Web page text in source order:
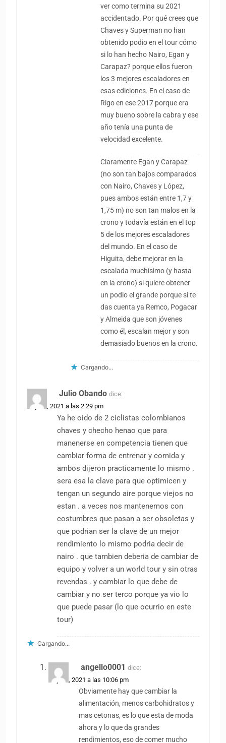
ver como termina su 2021
accidentado. Por qué crees que
Chaves y Superman no han
obtenido podio en el tour cómo
si lo han hecho Nairo, Egan y
Carapaz? porque ellos fueron
los 3 mejores escaladores en
esas ediciones. En el caso de
Rigo en ese 2017 porque era
muy bueno sobre la cabra y ese
año tenía una punta de
velocidad excelente.
Claramente Egan y Carapaz
(no son tan bajos comparados
con Nairo, Chaves y López,
pues ambos están entre 1,7 y
1,75 m) no son tan malos en la
crono y todavía están en el top
5 de los mejores escaladores
del mundo. En el caso de
Higuita, debe mejorar en la
escalada muchísimo (y hasta
en la crono) si quiere obtener
un podio el grande porque si te
das cuenta ya Remco, Pogacar
y Almeida que son jóvenes
como él, escalan mejor y son
demasiado buenos en la crono.
Cargando...
Julio Obando dice:
22 julio, 2021 a las 2:29 pm
Ya he oido de 2 ciclistas colombianos
chaves y checho henao que para
manenerse en competencia tienen que
cambiar forma de entrenar y comida y
ambos dijeron practicamente lo mismo .
sera esa la clave para que optimicen y
tengan un segundo aire porque viejos no
estan . a veces nos mantenemos con
costumbres que pasan a ser obsoletas y
que podrian ser la clave de un mejor
rendimiento lo mismo podria decir de
nairo . que tambien deberia de cambiar de
equipo y volver a un world tour y sin otras
revendas . y cambiar lo que debe de
cambiar y no ser terco porque ya vio lo
que puede pasar (lo que ocurrio en este
tour)
Cargando...
angello0001 dice:
22 julio, 2021 a las 10:06 pm
Obviamente hay que cambiar la
alimentación, menos carbohidratos y
mas cetonas, es lo que esta de moda
ahora y lo que da grandes
rendimientos, eso de comer mucho